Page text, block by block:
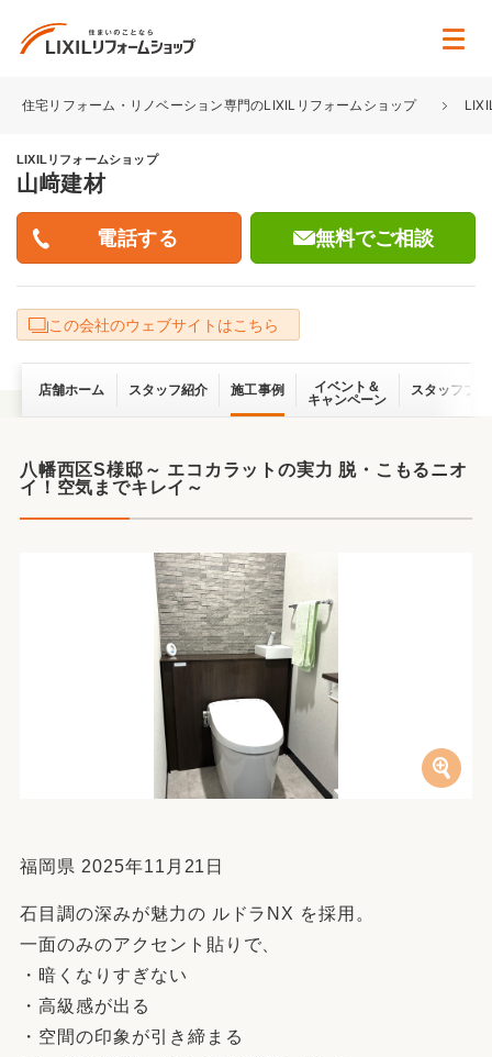
住宅リフォーム・リノベーション専門のLIXILリフォームショップ
LIXILリフォームショップ
山﨑建材
無料でご相談
この会社のウェブサイトはこちら
店舗ホーム スタッフ紹介 施工事例
イベント＆
キャンペーン
スタッフブ
八幡西区S様邸～ エコカラットの実力 脱・こもるニオ
イ！空気までキレイ～
福岡県 2025年11月21日
石目調の深みが魅力の ルドラNX を採用。
一面のみのアクセント貼りで、
・暗くなりすぎない
・高級感が出る
・空間の印象が引き締まる